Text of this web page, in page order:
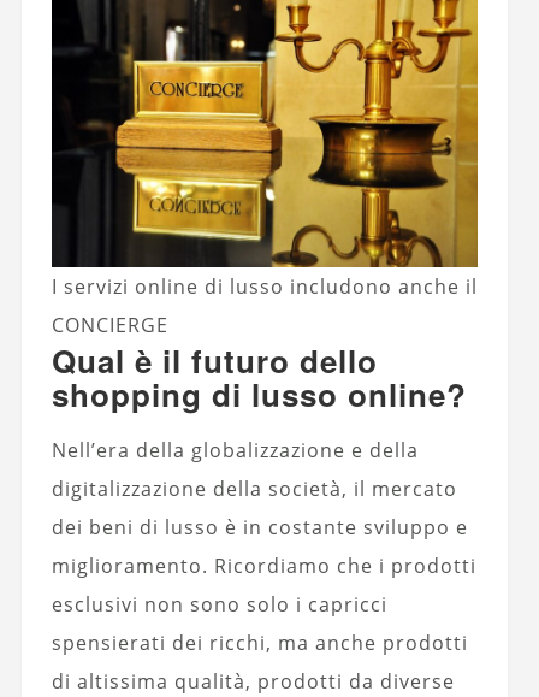
I servizi online di lusso includono anche il
CONCIERGE
Qual è il futuro dello
shopping di lusso online?
Nell’era della globalizzazione e della
digitalizzazione della società, il mercato
dei beni di lusso è in costante sviluppo e
miglioramento. Ricordiamo che i prodotti
esclusivi non sono solo i capricci
spensierati dei ricchi, ma anche prodotti
di altissima qualità, prodotti da diverse